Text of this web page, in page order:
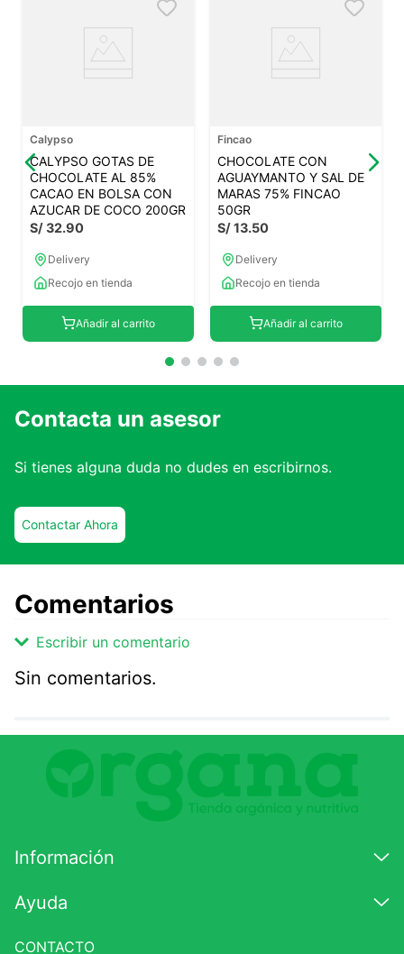
Calypso
CALYPSO GOTAS DE
CHOCOLATE AL 85%
CACAO EN BOLSA CON
AZUCAR DE COCO 200GR
S/32.90
Delivery
Recojo en tienda
Añadir al carrito
Fincao
CHOCOLATE CON
AGUAYMANTO Y SAL DE
MARAS 75% FINCAO
50GR
S/13.50
Delivery
Recojo en tienda
Añadir al carrito
Contacta un asesor
Si tienes alguna duda no dudes en escribirnos.
Contactar Ahora
Comentarios
Escribir un comentario
Comentario
Califique el producto de 1 a 5 estrellas
★★★
Sin comentarios.
Información
Ayuda
CONTACTO